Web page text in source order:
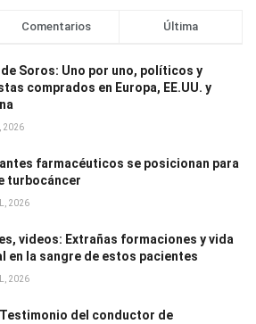
Comentarios Última
Soros: Uno por uno, políticos y
comprados en Europa, EE.UU. y
2026
farmacéuticos se posicionan para
turbocáncer
2026
videos: Extrañas formaciones y vida
en la sangre de estos pacientes
2026
Testimonio del conductor de